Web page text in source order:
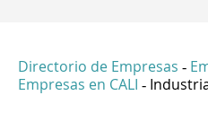
Directorio de Empresas -
Empresas en CALI -